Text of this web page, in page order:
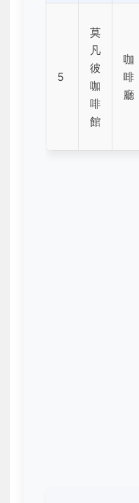
5
莫
凡
彼
咖
啡
館
咖
啡
廳